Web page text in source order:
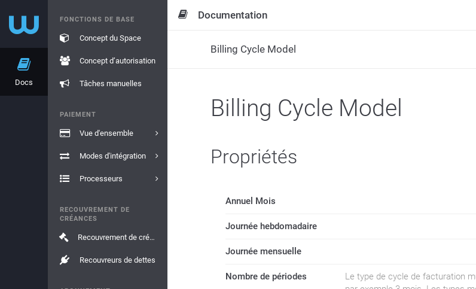
Docs
FONCTIONS DE BASE
Concept du Space
Concept d’autorisation
Tâches manuelles
PAIEMENT
Vue d'ensemble
Modes d'intégration
Processeurs
RECOUVREMENT DE
CRÉANCES
Recouvrement de créances
Recouvreurs de dettes
Documentation
Billing Cycle Model
Billing Cycle Model
Propriétés
Annuel Mois
Journée hebdomadaire
Journée mensuelle
Nombre de périodes
Le type de cycle de facturation